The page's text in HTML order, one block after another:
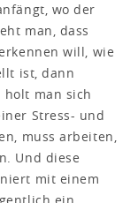
wo der
man, dass
will, wie
ist, dann
man sich
Stress- und
muss arbeiten,
Und diese
mit einem